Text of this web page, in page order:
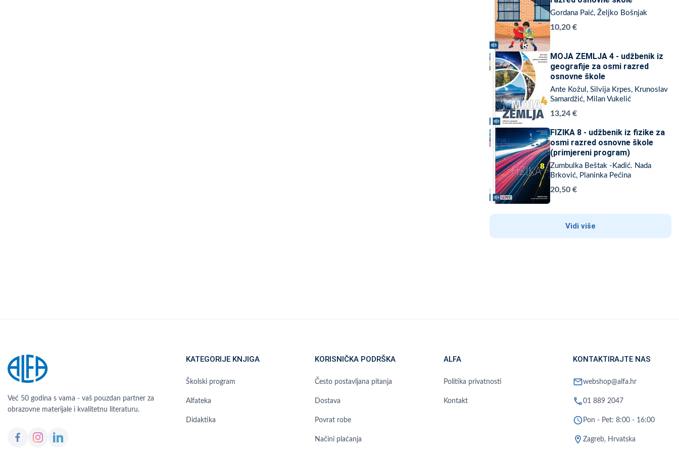
Gordana Paić, Željko Bošnjak
10,20 €
MOJA ZEMLJA 4 - udžbenik iz
geografije za osmi razred
osnovne škole
Ante Kožul, Silvija Krpes, Krunoslav
Samardžić, Milan Vukelić
13,24 €
FIZIKA 8 - udžbenik iz fizike za
osmi razred osnovne škole
(primjereni program)
Zumbulka Beštak -Kadić. Nada
Brković, Planinka Pećina
20,50 €
Vidi više
Već 50 godina s vama - vaš pouzdan partner za
obrazovne materijale i kvalitetnu literaturu.
KATEGORIJE KNJIGA
Školski program
Alfateka
Didaktika
KORISNIČKA PODRŠKA
Često postavljana pitanja
Dostava
Povrat robe
Načini plaćanja
ALFA
Politika privatnosti
Kontakt
KONTAKTIRAJTE NAS
mailwebshop@alfa.hr
phone01 889 2047
schedule Pon - Pet: 8:00 - 16:00
location_on Zagreb, Hrvatska